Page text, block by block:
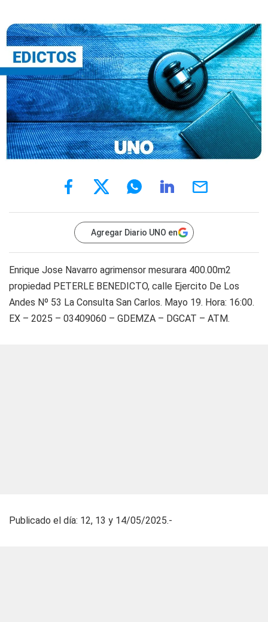
Agregar Diario UNO en
Enrique Jose Navarro agrimensor mesurara 400.00m2
propiedad PETERLE BENEDICTO, calle Ejercito De Los
Andes Nº 53 La Consulta San Carlos. Mayo 19. Hora: 16:00.
EX – 2025 – 03409060 – GDEMZA – DGCAT – ATM.
Publicado el día: 12, 13 y 14/05/2025.-